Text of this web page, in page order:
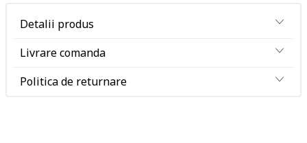
Detalii produs
Livrare comanda
Politica de returnare